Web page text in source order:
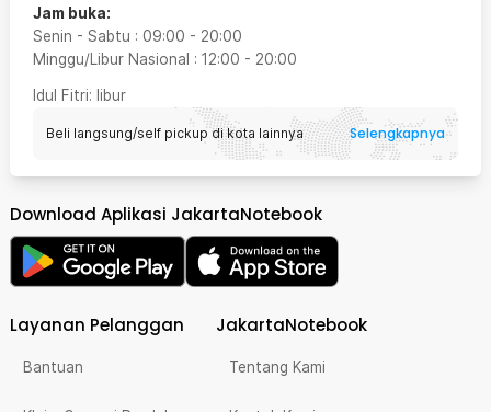
Jam buka:
Senin - Sabtu : 09:00 - 20:00
Minggu/Libur Nasional : 12:00 - 20:00
Idul Fitri: libur
Beli langsung/self pickup di kota lainnya Selengkapnya
Download Aplikasi JakartaNotebook
Layanan Pelanggan
Bantuan
JakartaNotebook
Tentang Kami